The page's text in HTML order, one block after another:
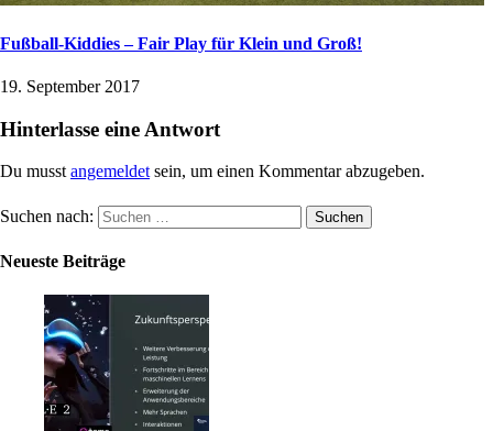
Fußball-Kiddies – Fair Play für Klein und Groß!
19. September 2017
Hinterlasse eine Antwort
Du musst angemeldet sein, um einen Kommentar abzugeben.
Suchen nach:
Neueste Beiträge